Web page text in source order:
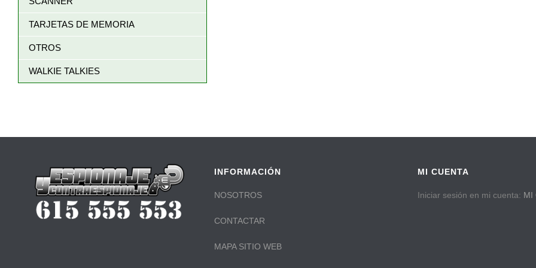
TARJETAS DE MEMORIA
OTROS
WALKIE TALKIES
INFORMACIÓN
NOSOTROS
CONTACTAR
MAPA SITIO WEB
MI CUENTA
Iniciar sesión en mi cuenta: MI